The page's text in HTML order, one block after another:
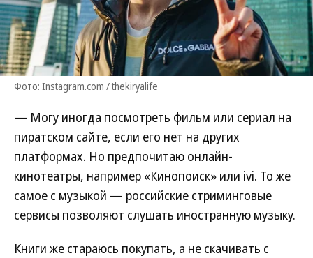
Фото: Instagram.com / thekiryalife
— Могу иногда посмотреть фильм или сериал на
пиратском сайте, если его нет на других
платформах. Но предпочитаю онлайн-
кинотеатры, например «Кинопоиск» или ivi. То же
самое с музыкой — российские стриминговые
сервисы позволяют слушать иностранную музыку.
Книги же стараюсь покупать, а не скачивать с